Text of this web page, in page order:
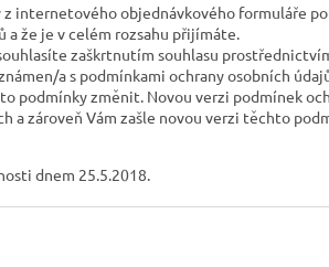
internetového objednávkového formuláře
a že je v celém rozsahu přijímáte.
zaškrtnutím souhlasu
a s podmínkami ochrany osobních
podmínky změnit. Novou verzi podmínek
a zároveň Vám zašle novou verzi těchto
dnem 25.5.2018.